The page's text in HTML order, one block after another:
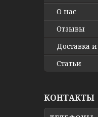
О нас
Отзывы
Доставка
Статьи
КОНТАКТЫ